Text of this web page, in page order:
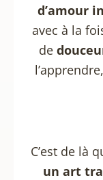
d’amour
avec à la
de
C’est de là
un art